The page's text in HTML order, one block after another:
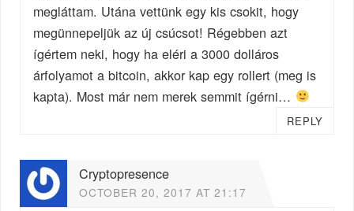
megláttam. Utána vettünk egy kis csokit, hogy
megünnepeljük az új csúcsot! Régebben azt
ígértem neki, hogy ha eléri a 3000 dolláros
árfolyamot a bitcoin, akkor kap egy rollert (meg is
kapta). Most már nem merek semmit ígérni…
REPLY
Cryptopresence
OCTOBER 20, 2017 AT 21:17